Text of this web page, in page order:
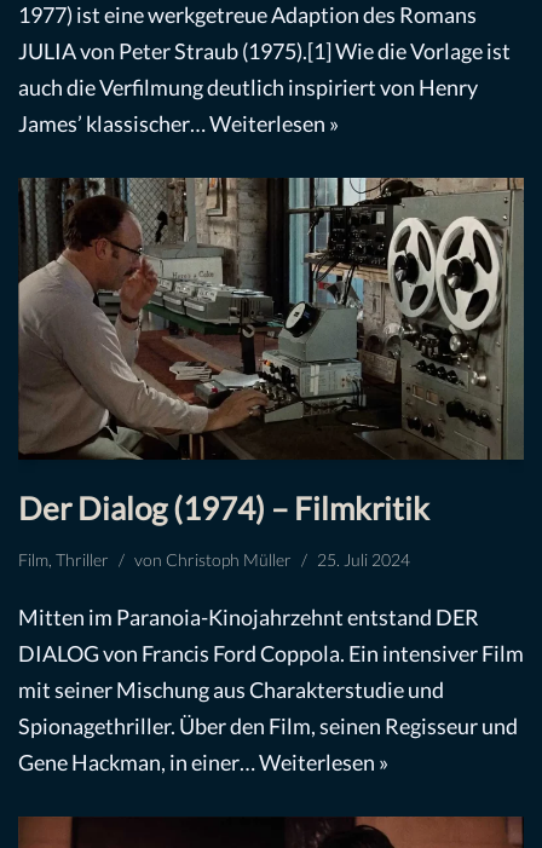
1977) ist eine werkgetreue Adaption des Romans
JULIA von Peter Straub (1975).[1] Wie die Vorlage ist
auch die Verfilmung deutlich inspiriert von Henry
James’ klassischer…Weiterlesen »
Der Dialog (1974) – Filmkritik
Film, Thriller von Christoph Müller 25. Juli 2024
Mitten im Paranoia-Kinojahrzehnt entstand DER
DIALOG von Francis Ford Coppola. Ein intensiver Film
mit seiner Mischung aus Charakterstudie und
Spionagethriller. Über den Film, seinen Regisseur und
Gene Hackman, in einer…Weiterlesen »